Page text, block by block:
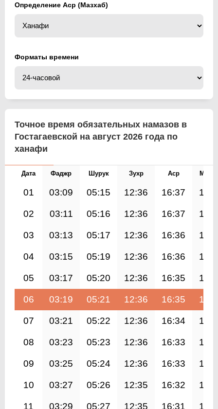
Определение Аср (Мазхаб)
Форматы времени
Точное время обязательных намазов в
Гостагаевской на август 2026 года по
ханафи
Дата Фаджр Шурук Зухр Аср
01 03:09 05:15 12:36 16:37
02 03:11 05:16 12:36 16:37
03 03:13 05:17 12:36 16:36
04 03:15 05:19 12:36 16:36
05 03:17 05:20 12:36 16:35
06 03:19 05:21 12:36 16:35
07 03:21 05:22 12:36 16:34
08 03:23 05:23 12:36 16:33
09 03:25 05:24 12:36 16:33
10 03:27 05:26 12:35 16:32
11 03:29 05:27 12:35 16:31